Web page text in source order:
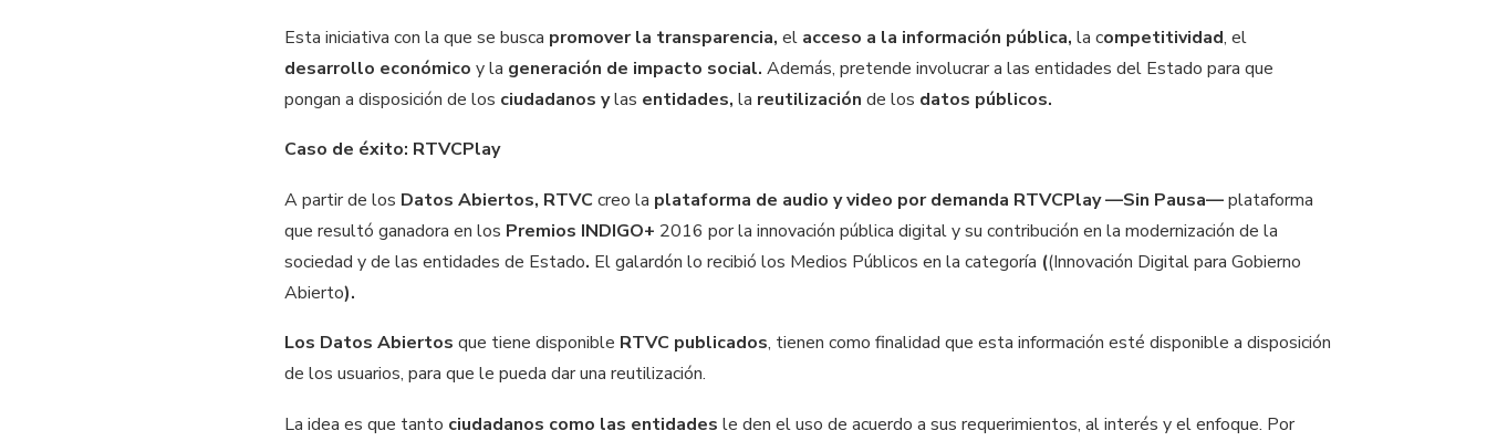
Esta iniciativa con la que se busca promover la transparencia,el acceso a la información pública, la competitividad, el
desarrollo económicoy la generación de impacto social.Además, pretende involucrar a las entidades del Estado para que
pongan a disposición de los ciudadanos ylas entidades,la reutilización de los datos públicos.
Caso de éxito: RTVCPlay
A partir de los Datos Abiertos, RTVC creo la plataforma de audio y video por demanda RTVCPlay —Sin Pausa—plataforma
que resultó ganadora en los Premios INDIGO+ 2016 por la innovación pública digital y su contribución en la modernización de la
sociedad y de las entidades de Estado. El galardón lo recibió los Medios Públicos en la categoría ((Innovación Digital para Gobierno
Abierto).
Los Datos Abiertosque tiene disponible RTVC publicados, tienen como finalidad que esta información esté disponible a disposición
de los usuarios, para que le pueda dar una reutilización.
La idea es que tanto ciudadanos como las entidadesle den el uso de acuerdo a sus requerimientos, al interés y el enfoque. Por